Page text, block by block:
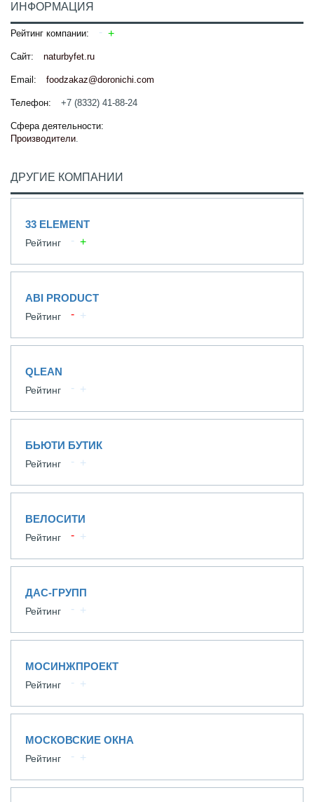
ИНФОРМАЦИЯ
Рейтинг компании:
Сайт: naturbyfet.ru
Email: foodzakaz@doronichi.com
Телефон: +7 (8332) 41-88-24
Сфера деятельности:
Производители.
ДРУГИЕ КОМПАНИИ
33 ELEMENT
Рейтинг
ABI PRODUCT
Рейтинг
QLEAN
Рейтинг
БЬЮТИ БУТИК
Рейтинг
ВЕЛОСИТИ
Рейтинг
ДАС-ГРУПП
Рейтинг
МОСИНЖПРОЕКТ
Рейтинг
МОСКОВСКИЕ ОКНА
Рейтинг